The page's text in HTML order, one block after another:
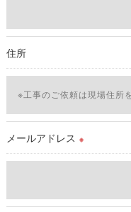
をご提供できない場合
＜個人情報の開示･訂正
続を定めさせて頂いてお
ご本人である事を確認
個人情報の開示･訂正･
しては、お電話でお問合
住所
メールアドレス ※